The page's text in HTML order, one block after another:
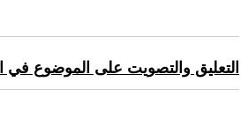
التعليق والتصويت على الموضوع في